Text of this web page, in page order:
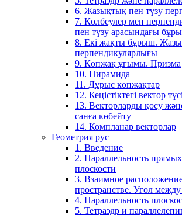
6. Жазықтық пен түзу
7. Көлбеулер мен
пен түзу арасындағы
8. Екі жақты бұрыш.
перпендикулярлығы
9. Көпжақ ұғымы. Призма
10. Пирамида
11. Дұрыс көпжақтар
12. Кеңістіктегі вектор
13. Векторларды қосу
санға көбейту
14. Компланар векторлар
Геометрия рус
1. Введение
2. Параллельность
плоскости
3. Взаимное
пространстве. Угол
4. Параллельность
5. Тетраэдр и